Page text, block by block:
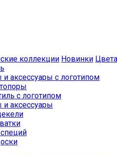
коллекции Новинки Цвета
аксессуары с логотипом
с логотипом
аксессуары